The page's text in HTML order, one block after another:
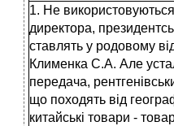
1. Не
директора,
ставлять у родовому
Клименка С.А. Але
передача,
що походять від
китайські товари -